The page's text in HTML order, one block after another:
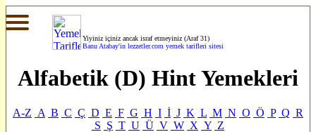
Yiyiniz içiniz ancak israf etmeyiniz (Araf 31)
Banu Atabay'in lezzetler.com yemek tarifleri sitesi
Alfabetik (D) Hint Yemekleri
A-Z A B C Ç D E F G H I İ J K L M N O Ö P Q R
S Ş T U Ü V W X Y Z